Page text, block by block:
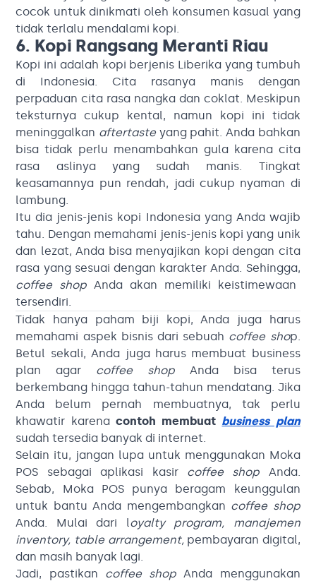
cocok untuk dinikmati oleh konsumen kasual yang
tidak terlalu mendalami kopi.
6. Kopi Rangsang Meranti Riau
Kopi ini adalah kopi berjenis Liberika yang tumbuh
di Indonesia. Cita rasanya manis dengan
perpaduan cita rasa nangka dan coklat. Meskipun
teksturnya cukup kental, namun kopi ini tidak
meninggalkan aftertasteyang pahit. Anda bahkan
bisa tidak perlu menambahkan gula karena cita
rasa aslinya yang sudah manis. Tingkat
keasamannya pun rendah, jadi cukup nyaman di
lambung.
Itu dia jenis-jenis kopi Indonesia yang Anda wajib
tahu. Dengan memahami jenis-jenis kopi yang unik
dan lezat, Anda bisa menyajikan kopi dengan cita
rasa yang sesuai dengan karakter Anda. Sehingga,
coffee shop Anda akan memiliki keistimewaan
tersendiri.
Tidak hanya paham biji kopi, Anda juga harus
memahami aspek bisnis dari sebuah coffee shop.
Betul sekali, Anda juga harus membuat business
plan agar coffee shop Anda bisa terus
berkembang hingga tahun-tahun mendatang. Jika
Anda belum pernah membuatnya, tak perlu
khawatir karena contoh membuat business plan
sudah tersedia banyak di internet.
Selain itu, jangan lupa untuk menggunakan Moka
POS sebagai aplikasi kasir coffee shop Anda.
Sebab, Moka POS punya beragam keunggulan
untuk bantu Anda mengembangkan coffee shop
Anda. Mulai dari loyalty program, manajemen
inventory, table arrangement, pembayaran digital,
dan masih banyak lagi.
Jadi, pastikan coffee shopAnda menggunakan